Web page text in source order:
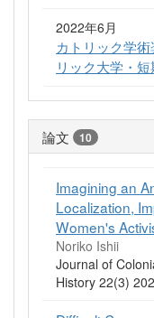
2022年6月
カトリック学
リック大学・
論文 10
Imagining an
Localization,
Women's
Noriko Ishii
Journal of
History 22(3)